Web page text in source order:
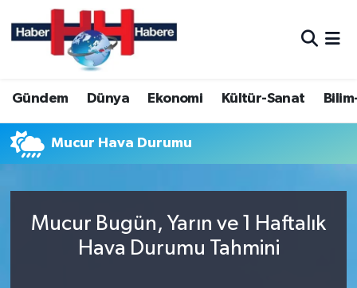
Gündem Dünya Ekonomi Kültür-Sanat
Mucur Hava Durumu
Mucur Bugün, Yarın ve 1 Haftalık
Hava Durumu Tahmini
Hava Durumu
Trafik Durumu
Süper Lig Puan Durumu ve Fikstür
Son Dakika Haberleri